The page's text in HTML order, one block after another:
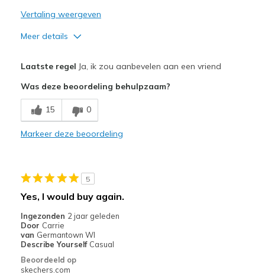
Vertaling weergeven
Meer details
Comfortable
Durable
Casual Wear
Special Occasions
Laatste regel Ja, ik zou aanbevelen aan een vriend
Was deze beoordeling behulpzaam?
15 0
Markeer deze beoordeling
5
Yes, I would buy again.
Ingezonden 2 jaar geleden
Door Carrie
van Germantown WI
Describe Yourself Casual
Beoordeeld op
skechers.com